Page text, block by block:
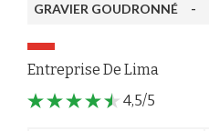
GRAVIER GOUDRONNÉ -
Entreprise De Lima
4,5/5